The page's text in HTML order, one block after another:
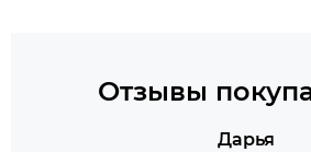
Отзывы
Дарья